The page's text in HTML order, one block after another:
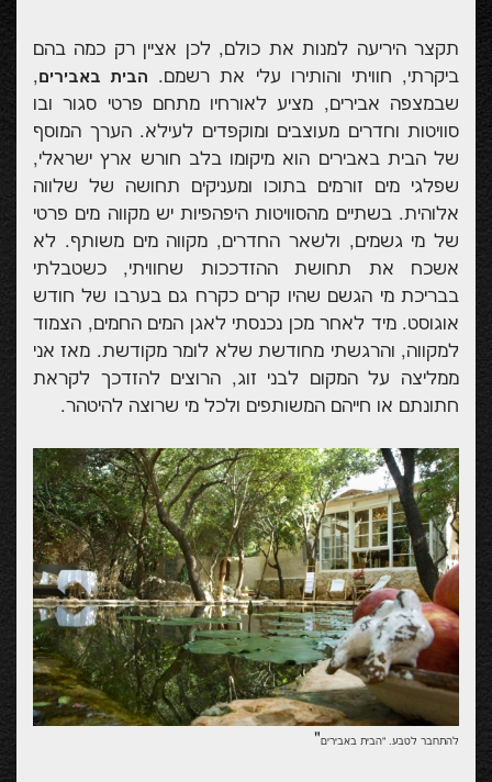
תקצר היריעה למנות את כולם, לכן אציין רק כמה בהם
ביקרתי, חוויתי והותירו עלי את רשמם.
הבית באבירים,
שבמצפה אבירים, מציע לאורחיו מתחם פרטי סגור ובו
סוויטות וחדרים מעוצבים ומוקפדים לעילא. הערך המוסף
של הבית באבירים הוא מיקומו בלב חורש ארץ ישראלי,
שפלגי מים זורמים בתוכו ומעניקים תחושה של שלווה
אלוהית. בשתיים מהסוויטות היפהפיות יש מקווה מים פרטי
של מי גשמים, ולשאר החדרים, מקווה מים משותף. לא
אשכח את תחושת ההזדככות שחוויתי, כשטבלתי
בבריכת מי הגשם שהיו קרים כקרח גם בערבו של חודש
אוגוסט. מיד לאחר מכן נכנסתי לאגן המים החמים, הצמוד
למקווה, והרגשתי מחודשת שלא לומר מקודשת. מאז אני
ממליצה על המקום לבני זוג, הרוצים להזדכך לקראת
חתונתם או חייהם המשותפים ולכל מי שרוצה להיטהר.
להתחבר לטבע. "הבית באבירים"